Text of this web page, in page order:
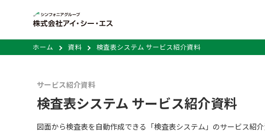
ホーム 資料 検査表システム サービス紹介資料
サービス紹介資料
検査表システム サービス紹介資料
図面から検査表を自動作成できる「検査表システム」のサービス紹